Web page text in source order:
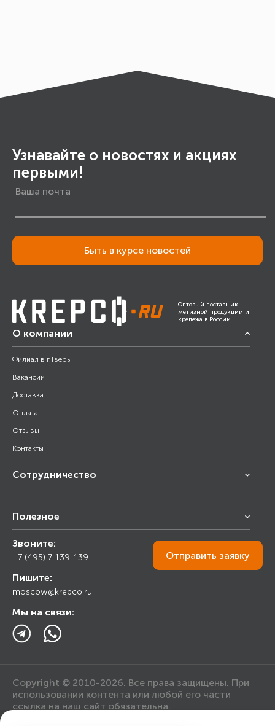
Узнавайте о новостях и акциях
первыми!
Быть в курсе новостей
Оптовый поставщик
метизной продукции и
крепежа в России
О компании
Филиал в г.Тверь
Вакансии
Доставка
Оплата
Отзывы
Контакты
Сотрудничество
Снабжение строительства
Торговым организациям
Полезное
Калькулятор
Прайс лист
Ответы на вопросы
Блог
Звоните:
+7 (495) 7-139-139
Пишите:
moscow@krepco.ru
Мы на связи:
Отправить заявку
Copyright © 2010-2026. Все права защищены. При
использовании контента или любой его части
ссылка на наш сайт обязательна.